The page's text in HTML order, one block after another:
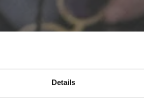
Details